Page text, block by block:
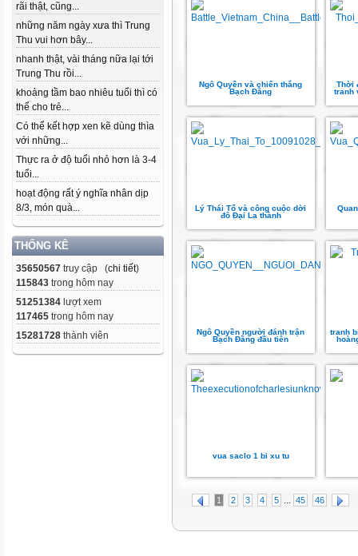
rãi thật, cũng...
những năm ngày xưa thì Trung
Thu vui hơn bây...
nhanh thật, vài tháng nữa lại tới
Trung Thu rồi...
khoảng tầm bao nhiêu tuổi thì có
thể cho trẻ...
Có thể kết hợp xen kẽ dùng thìa
với những...
Thực ra ở độ tuổi nhỏ hơn là 3-4
tuổi...
hoạt động rất ý nghĩa nhân dịp
8/3, món quà...
THỐNG KÊ
35650567 truy cập (chi tiết)
115843 trong hôm nay
51251384 lượt xem
117465 trong hôm nay
15281728 thành viên
Ngô Quyền và chiến thắng
Bạch Đằng
Thời
tranh
Lý Thái Tổ và công cuộc dời
đô Đại La thành
Ngô Quyền người đánh trận
Bạch Đằng đầu tiên
tranh
vua saclo 1 bi xu tu
1 2 3 4 5 ... 45 46